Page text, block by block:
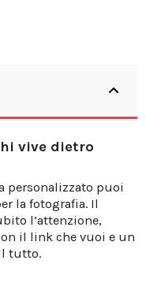
vive dietro
personalizzato puoi
la fotografia. Il
l’attenzione,
il link che vuoi e un
tutto.